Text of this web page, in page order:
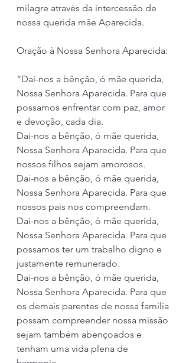
milagre através da intercessão de
nossa querida mãe Aparecida.
Oração à Nossa Senhora Aparecida:
“Dai-nos a bênção, ó mãe querida,
Nossa Senhora Aparecida. Para que
possamos enfrentar com paz, amor
e devoção, cada dia.
Dai-nos a bênção, ó mãe querida,
Nossa Senhora Aparecida. Para que
nossos filhos sejam amorosos.
Dai-nos a bênção, ó mãe querida,
Nossa Senhora Aparecida. Para que
nossos pais nos compreendam.
Dai-nos a bênção, ó mãe querida,
Nossa Senhora Aparecida. Para que
possamos ter um trabalho digno e
justamente remunerado.
Dai-nos a bênção, ó mãe querida,
Nossa Senhora Aparecida. Para que
os demais parentes de nossa família
possam compreender nossa missão
sejam também abençoados e
tenham uma vida plena de